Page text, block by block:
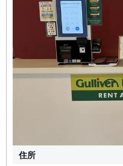
住所